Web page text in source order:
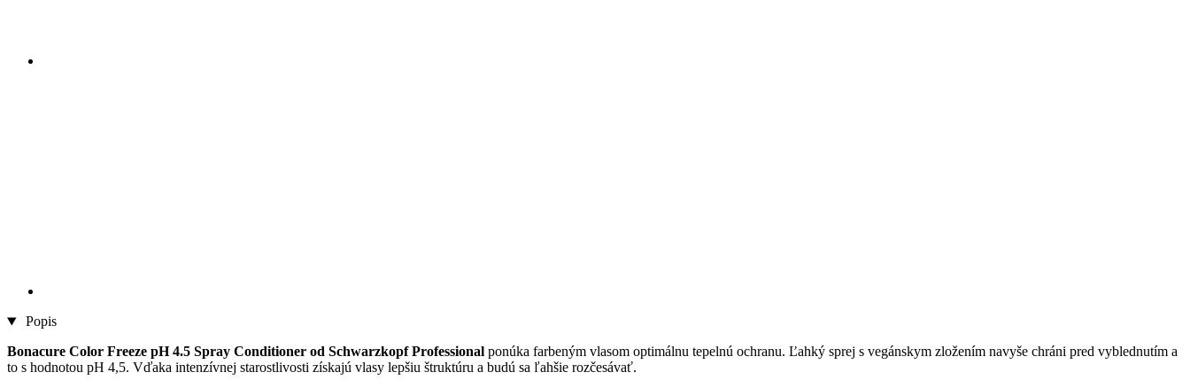
Popis
Bonacure Color Freeze pH 4.5 Spray Conditioner od Schwarzkopf Professional ponúka farbeným vlasom optimálnu tepelnú ochranu. Ľahký sprej s vegánskym zložením navyše chráni pred vyblednutím a
to s hodnotou pH 4,5. Vďaka intenzívnej starostlivosti získajú vlasy lepšiu štruktúru a budú sa ľahšie rozčesávať.